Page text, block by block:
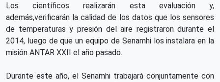
Los científicos realizarán esta evaluación y,
además,verificarán la calidad de los datos que los sensores
de temperaturas y presión del aire registraron durante el
2014, luego de que un equipo de Senamhi los instalara en la
misión ANTAR XXII el año pasado.
Durante este año, el Senamhi trabajará conjuntamente con